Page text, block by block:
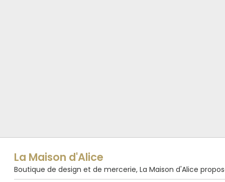
La Maison d'Alice
Boutique de design et de mercerie, La Maison d'Alice